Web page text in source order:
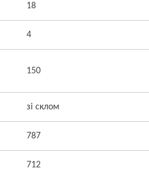
18
4
150
зі склом
787
712